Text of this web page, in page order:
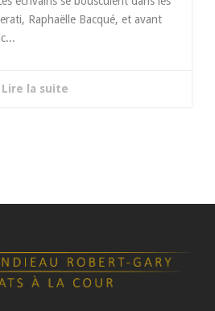
Raphaëlle Bacqué, et avant
Lire la suite